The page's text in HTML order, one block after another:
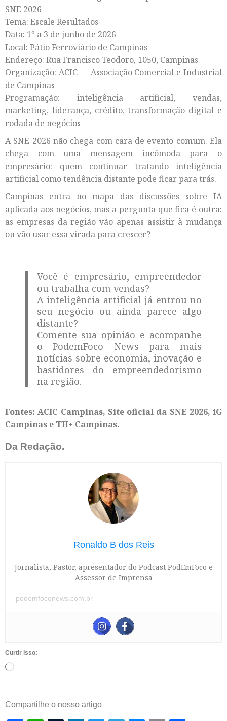
SNE 2026
Tema: Escale Resultados
Data: 1º a 3 de junho de 2026
Local: Pátio Ferroviário de Campinas
Endereço: Rua Francisco Teodoro, 1050, Campinas
Organização: ACIC — Associação Comercial e Industrial
de Campinas
Programação: inteligência artificial, vendas,
marketing, liderança, crédito, transformação digital e
rodada de negócios
A SNE 2026 não chega com cara de evento comum. Ela
chega com uma mensagem incômoda para o
empresário: quem continuar tratando inteligência
artificial como tendência distante pode ficar para trás.
Campinas entra no mapa das discussões sobre IA
aplicada aos negócios, mas a pergunta que fica é outra:
as empresas da região vão apenas assistir à mudança
ou vão usar essa virada para crescer?
Você é empresário, empreendedor
ou trabalha com vendas?
A inteligência artificial já entrou no
seu negócio ou ainda parece algo
distante?
Comente sua opinião e acompanhe
o PodemFoco News para mais
notícias sobre economia, inovação e
bastidores do empreendedorismo
na região.
Fontes: ACIC Campinas, Site oficial da SNE 2026, iG
Campinas e TH+ Campinas.
Da Redação.
Ronaldo B dos Reis
Jornalista, Pastor, apresentador do Podcast PodEmFoco e
Assessor de Imprensa
podemfoconews.com.br
Curtir isso:
Compartilhe o nosso artigo